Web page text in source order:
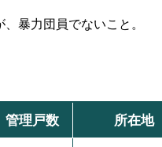
暴力団員でないこと。
管理戸数 所在地